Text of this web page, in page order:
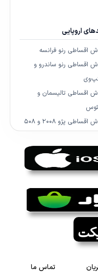
اروپایی
اقساطی رنو فرانسه
اقساطی رنو ساندرو و
اقساطی تالیسمان و
پژو ۲۰۰۸ و ۵۰۸
تماس ما